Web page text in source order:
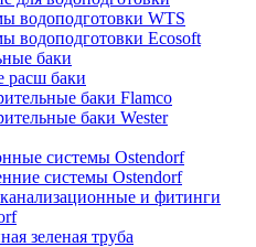
водоподготовки WTS
водоподготовки Ecosoft
баки
расш баки
баки Flamco
баки Wester
системы Ostendorf
системы Ostendorf
и фитинги
зеленая труба